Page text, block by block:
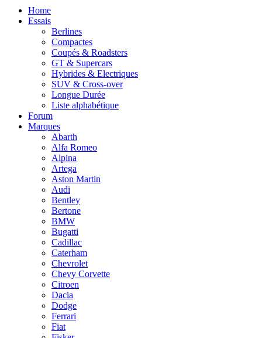
Home
Essais
Berlines
Compactes
Coupés & Roadsters
GT & Supercars
Hybrides & Electriques
SUV & Cross-over
Longue Durée
Liste alphabétique
Forum
Marques​
Abarth
Alfa Romeo
Alpina
Artega
Aston Martin
Audi
Bentley
Bertone
BMW
Bugatti
Cadillac
Caterham
Chevrolet
Chevy Corvette
Citroen
Dacia
Dodge
Ferrari
Fiat